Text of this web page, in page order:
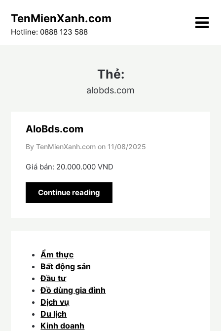
content
TenMienXanh.com
Hotline: 0888 123 588
Thẻ:
alobds.com
AloBds.com
By TenMienXanh.com on 11/08/2025
Giá bán: 20.000.000 VND
Continue reading
Ẩm thực
Bất động sản
Đầu tư
Đồ dùng gia đình
Dịch vụ
Du lịch
Kinh doanh